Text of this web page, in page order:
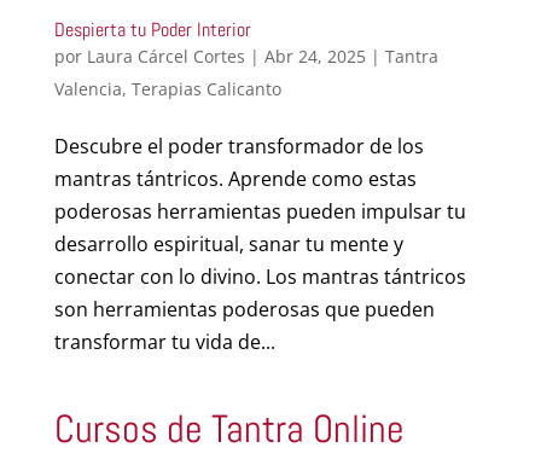
Despierta tu Poder Interior
por Laura Cárcel Cortes | Abr 24, 2025| Tantra
Valencia, Terapias Calicanto
Descubre el poder transformador de los
mantras tántricos. Aprende como estas
poderosas herramientas pueden impulsar tu
desarrollo espiritual, sanar tu mente y
conectar con lo divino. Los mantras tántricos
son herramientas poderosas que pueden
transformar tu vida de...
Cursos de Tantra Online